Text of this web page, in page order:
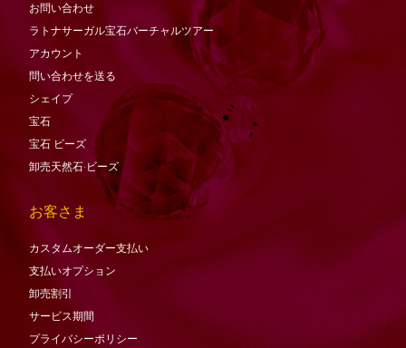
お問い合わせ
ラトナサーガル宝石バーチャ​​ルツアー
アカウント
問い合わせを送る
シェイプ
宝石
宝石 ビーズ
卸売天然石·ビーズ
お客さま
カスタムオーダー支払い
支払いオプション
卸売割引
サービス期間
プライバシーポリシー